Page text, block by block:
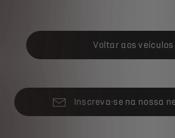
Voltar aos veículos
Inscreva-se na nossa